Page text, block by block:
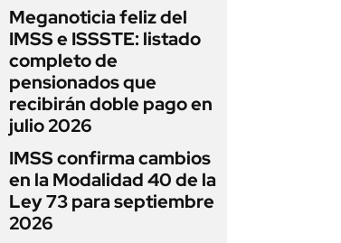
Meganoticia feliz del
IMSS e ISSSTE: listado
completo de
pensionados que
recibirán doble pago en
julio 2026
IMSS confirma cambios
en la Modalidad 40 de la
Ley 73 para septiembre
2026